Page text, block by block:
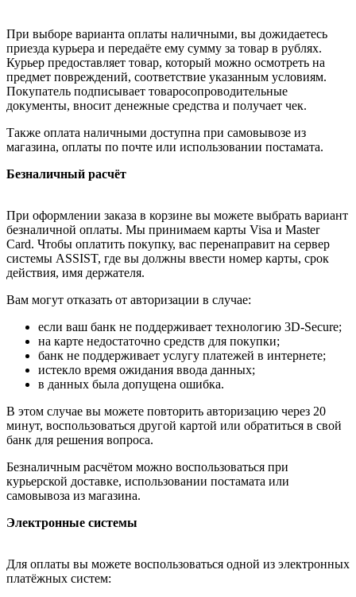
При выборе варианта оплаты наличными, вы дожидаетесь
приезда курьера и передаёте ему сумму за товар в рублях.
Курьер предоставляет товар, который можно осмотреть на
предмет повреждений, соответствие указанным условиям.
Покупатель подписывает товаросопроводительные
документы, вносит денежные средства и получает чек.
Также оплата наличными доступна при самовывозе из
магазина, оплаты по почте или использовании постамата.
Безналичный расчёт
При оформлении заказа в корзине вы можете выбрать вариант
безналичной оплаты. Мы принимаем карты Visa и Master
Card. Чтобы оплатить покупку, вас перенаправит на сервер
системы ASSIST, где вы должны ввести номер карты, срок
действия, имя держателя.
Вам могут отказать от авторизации в случае:
если ваш банк не поддерживает технологию 3D-Secure;
на карте недостаточно средств для покупки;
банк не поддерживает услугу платежей в интернете;
истекло время ожидания ввода данных;
в данных была допущена ошибка.
В этом случае вы можете повторить авторизацию через 20
минут, воспользоваться другой картой или обратиться в свой
банк для решения вопроса.
Безналичным расчётом можно воспользоваться при
курьерской доставке, использовании постамата или
самовывоза из магазина.
Электронные системы
Для оплаты вы можете воспользоваться одной из электронных
платёжных систем: